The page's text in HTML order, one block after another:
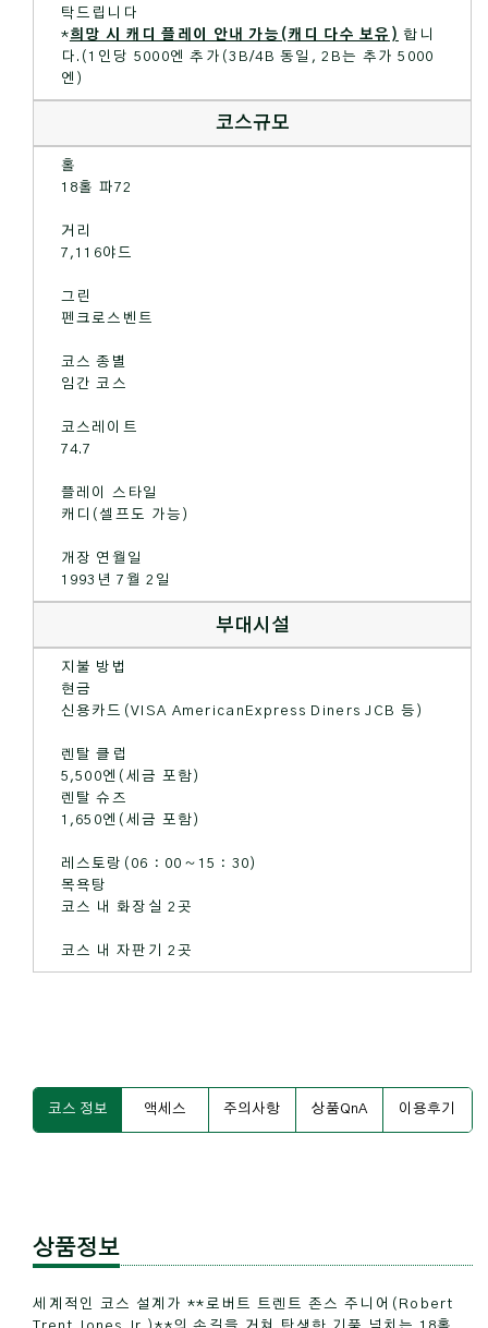
탁드립니다
*희망 시 캐디 플레이 안내 가능(캐디 다수 보유) 합니
다.(1인당 5000엔 추가(3B/4B 동일, 2B는 추가 5000
엔)
코스규모
홀
18홀 파72
거리
7,116야드
그린
펜크로스벤트
코스 종별
임간 코스
코스레이트
74.7
플레이 스타일
캐디(셀프도 가능)
개장 연월일
1993년 7월 2일
부대시설
지불 방법
현금
신용카드(VISA AmericanExpress Diners JCB 등)
렌탈 클럽
5,500엔(세금 포함)
렌탈 슈즈
1,650엔(세금 포함)
레스토랑(06：00～15：30)
목욕탕
코스 내 화장실 2곳
코스 내 자판기 2곳
코스 정보 액세스 주의사항 상품QnA 이용후기
상품정보
세계적인 코스 설계가 **로버트 트렌트 존스 주니어(Robert